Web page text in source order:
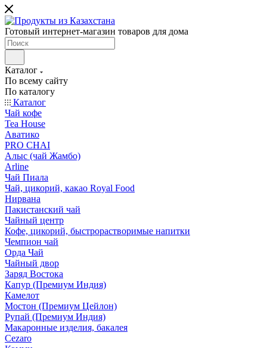
Готовый интернет-магазин товаров для дома
Каталог
По всему сайту
По каталогу
Каталог
Чай кофе
Tea House
Аватико
PRO CHAI
Алыс (чай Жамбо)
Arline
Чай Пиала
Чай, цикорий, какао Royal Food
Нирвана
Пакистанский чай
Чайный центр
Кофе, цикорий, быстрорастворимые напитки
Чемпион чай
Орда Чай
Чайный двор
Заряд Востока
Капур (Премиум Индия)
Камелот
Мостон (Премиум Цейлон)
Рупай (Премиум Индия)
Макаронные изделия, бакалея
Cezaro